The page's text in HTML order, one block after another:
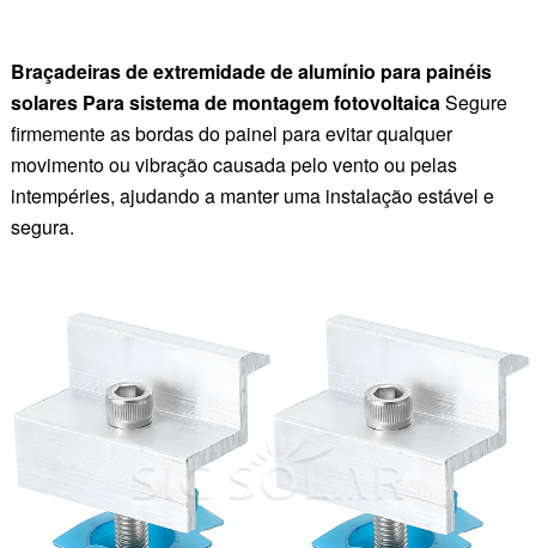
Braçadeiras de extremidade de alumínio para painéis
solares Para sistema de montagem fotovoltaicaSegure
firmemente as bordas do painel para evitar qualquer
movimento ou vibração causada pelo vento ou pelas
intempéries, ajudando a manter uma instalação estável e
segura.